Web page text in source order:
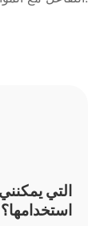
استخدامها؟